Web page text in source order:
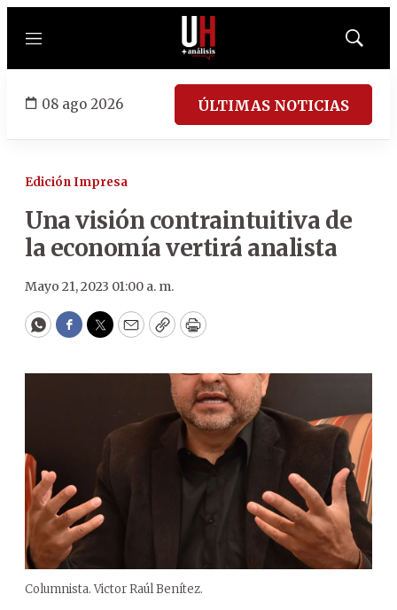
Menú
Mostrar
08 ago 2026 ÚLTIMAS NOTICIAS
Edición Impresa
Una visión contraintuitiva de
la economía vertirá analista
Mayo 21, 2023 01:00 a. m.
WhatsApp
Facebook
Twitter
EmailCopyPrint
Columnista. Victor Raúl Benítez.